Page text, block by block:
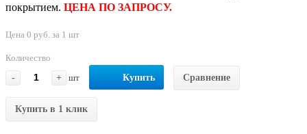
покрытием. ЦЕНА ПО ЗАПРОСУ.
Цена 0 руб. за 1 шт
Количество
-
+ шт Купить Сравнение
Купить в 1 клик